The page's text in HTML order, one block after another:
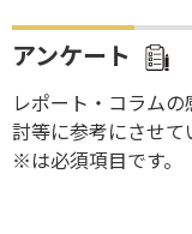
アンケート
レポート・コラム
討等に参考にさせて
※は必須項目です。